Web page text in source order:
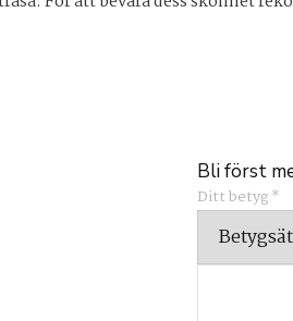
Bli först
Ditt betyg*